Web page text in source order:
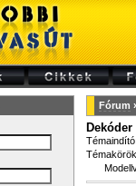
Fórum
Témaindító: